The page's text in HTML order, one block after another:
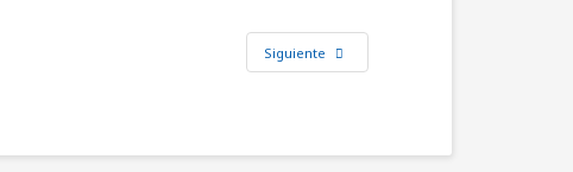
Siguiente